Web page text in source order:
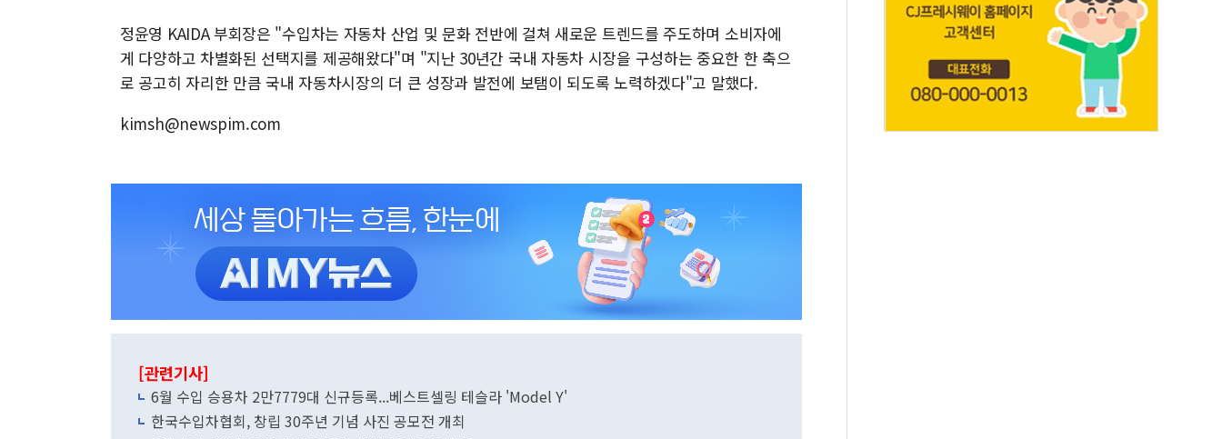
정윤영 KAIDA 부회장은 "수입차는 자동차 산업 및 문화 전반에 걸쳐 새로운 트렌드를 주도하며 소비자에
게 다양하고 차별화된 선택지를 제공해왔다"며 "지난 30년간 국내 자동차 시장을 구성하는 중요한 한 축으
로 공고히 자리한 만큼 국내 자동차시장의 더 큰 성장과 발전에 보탬이 되도록 노력하겠다"고 말했다.
kimsh@newspim.com
[관련기사]
6월 수입 승용차 2만7779대 신규등록...베스트셀링 테슬라 'Model Y'
한국수입차협회, 창립 30주년 기념 사진 공모전 개최